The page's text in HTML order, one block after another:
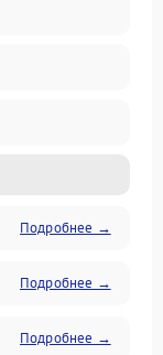
Подробнее →
Подробнее →
Подробнее →